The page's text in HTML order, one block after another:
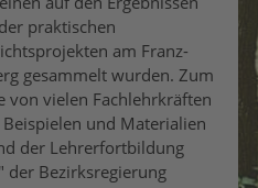
praktischen
am Franz-
gesammelt wurden. Zum
von vielen Fachlehrkräften
und Materialien
der Lehrerfortbildung
der Bezirksregierung